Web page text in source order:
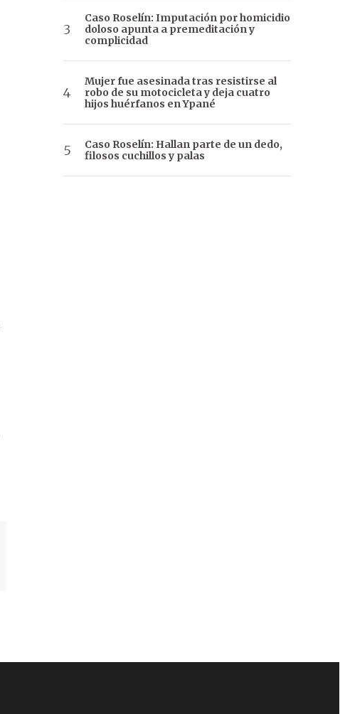
Caso Roselín: Imputación por homicidio
doloso apunta a premeditación y
complicidad
Mujer fue asesinada tras resistirse al
robo de su motocicleta y deja cuatro
hijos huérfanos en Ypané
Caso Roselín: Hallan parte de un dedo,
filosos cuchillos y palas